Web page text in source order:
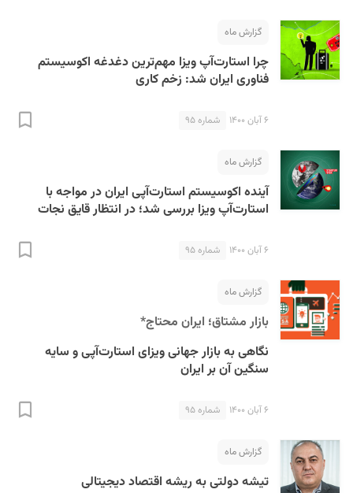
گزارش ماه
چرا استارت‌آپ‌ ویزا مهم‌ترین دغدغه اکوسیستم
فناوری ایران شد: زخم کاری
۶ آبان ۱۴۰۰ شماره ۹۵
گزارش ماه
آینده اکوسیستم استارت‌آپی ایران در مواجه با
استارت‌آپ ویزا بررسی شد؛ در انتظار قایق نجات
۶ آبان ۱۴۰۰ شماره ۹۵
گزارش ماه
بازار مشتاق؛ ایران محتاج*
نگاهی به بازار جهانی ویزای استارت‌آپی و سایه
سنگین آن بر ایران
۶ آبان ۱۴۰۰ شماره ۹۵
گزارش ماه
تیشه دولتی به ریشه اقتصاد دیجیتالی